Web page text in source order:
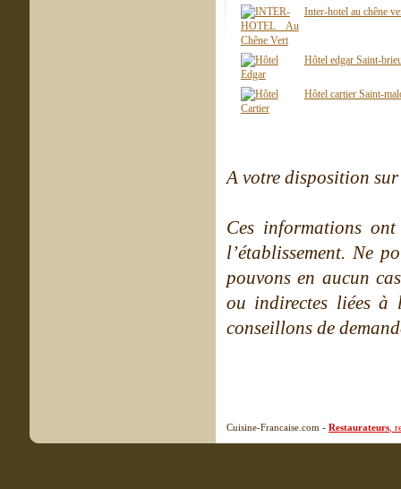
Inter-hotel au chêne
Hôtel edgar Saint-
Hôtel cartier Saint-
A votre disposition
Ces informations
l’établissement. Ne
pouvons en aucun
ou indirectes liées à
conseillons de
Cuisine-Francaise.com - Restaurateurs ,